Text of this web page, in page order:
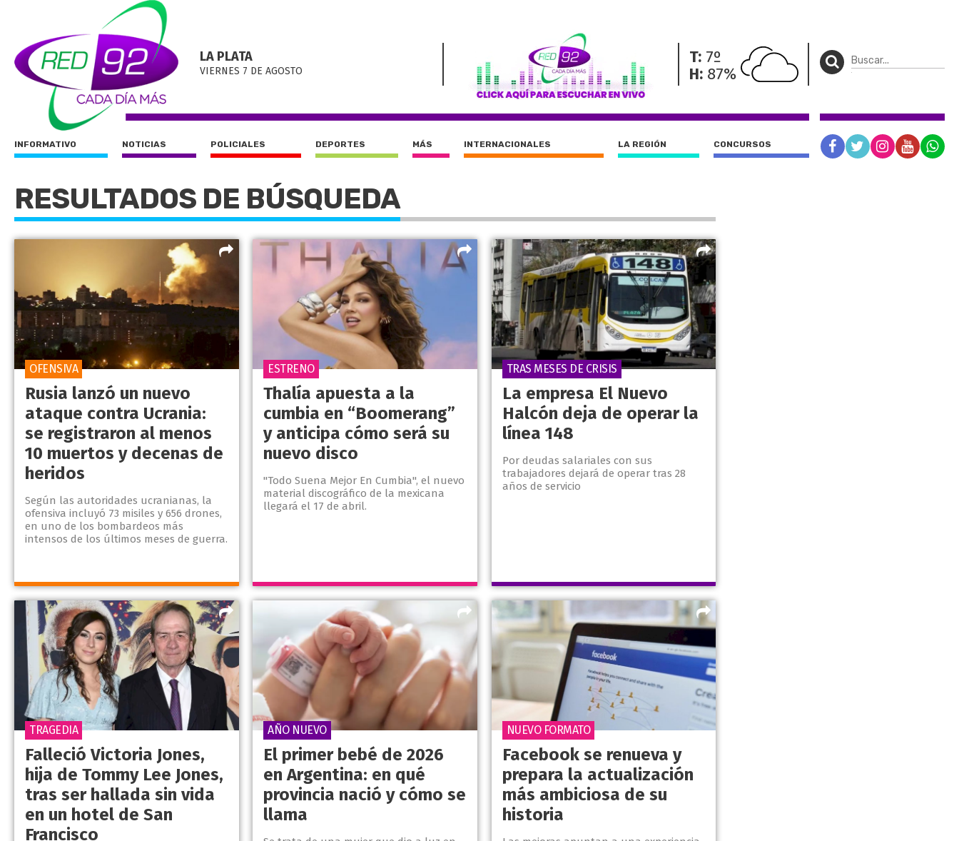
LA PLATA
VIERNES 7 DE AGOSTO
T: 7º
H: 87%
INFORMATIVO NOTICIAS POLICIALES DEPORTES MÁS INTERNACIONALES LA REGIÓN CONCURSOS
RESULTADOS DE BÚSQUEDA
Rusia lanzó un nuevo
ataque contra Ucrania:
se registraron al menos
10 muertos y decenas de
heridos
Según las autoridades ucranianas, la
ofensiva incluyó 73 misiles y 656 drones,
en uno de los bombardeos más
intensos de los últimos meses de guerra.
OFENSIVA
Thalía apuesta a la
cumbia en “Boomerang”
y anticipa cómo será su
nuevo disco
"Todo Suena Mejor En Cumbia", el nuevo
material discográfico de la mexicana
llegará el 17 de abril.
ESTRENO
La empresa El Nuevo
Halcón deja de operar la
línea 148
Por deudas salariales con sus
trabajadores dejará de operar tras 28
años de servicio
TRAS MESES DE CRISIS
Falleció Victoria Jones,
hija de Tommy Lee Jones,
tras ser hallada sin vida
en un hotel de San
Francisco
TRAGEDIA
El primer bebé de 2026
en Argentina: en qué
provincia nació y cómo se
llama
AÑO NUEVO
Facebook se renueva y
prepara la actualización
más ambiciosa de su
historia
NUEVO FORMATO